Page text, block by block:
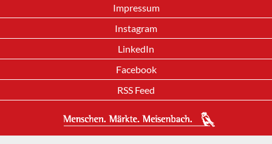
Impressum
Instagram
LinkedIn
Facebook
RSS Feed